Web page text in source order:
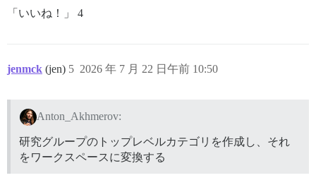
「いいね！」 4
jenmck (jen) 2026 年 7 月 22 日午前 10:50
5
Anton_Akhmerov:
研究グループのトップレベルカテゴリを作成し、それ
をワークスペースに変換する